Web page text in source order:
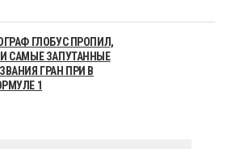
ГЛОБУС ПРОПИЛ,
САМЫЕ ЗАПУТАННЫЕ
ГРАН ПРИ В
1